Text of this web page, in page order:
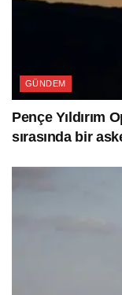
GÜNDEM
Pençe Yıldırım
sırasında bir